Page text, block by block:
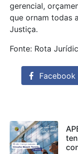
gerencial,
que ornam todas
Justiça.
Fonte: Rota
Facebook